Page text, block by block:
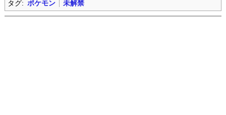
タグ: ポケモン 未解禁